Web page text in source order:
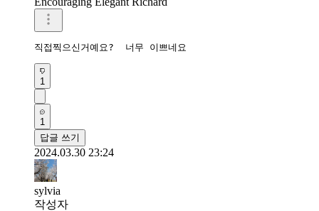
직접찍으신거예요?  너무 이쁘네요
1
1
답글 쓰기
2024.03.30 23:24
sylvia
작성자